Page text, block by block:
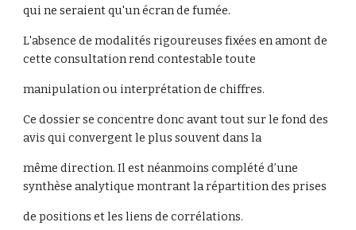
qui ne seraient qu'un écran de fumée.
L'absence de modalités rigoureuses fixées en amont de
cette consultation rend contestable toute
manipulation ou interprétation de chiffres.
Ce dossier se concentre donc avant tout sur le fond des
avis qui convergent le plus souvent dans la
même direction. Il est néanmoins complété d’une
synthèse analytique montrant la répartition des prises
de positions et les liens de corrélations.